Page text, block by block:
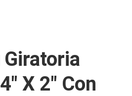
Giratoria
X 2″ Con